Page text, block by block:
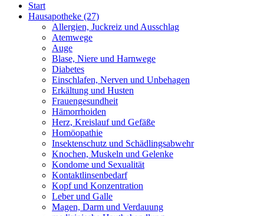
Start
Hausapotheke (27)
Allergien, Juckreiz und Ausschlag
Atemwege
Auge
Blase, Niere und Harnwege
Diabetes
Einschlafen, Nerven und Unbehagen
Erkältung und Husten
Frauengesundheit
Hämorrhoiden
Herz, Kreislauf und Gefäße
Homöopathie
Insektenschutz und Schädlingsabwehr
Knochen, Muskeln und Gelenke
Kondome und Sexualität
Kontaktlinsenbedarf
Kopf und Konzentration
Leber und Galle
Magen, Darm und Verdauung